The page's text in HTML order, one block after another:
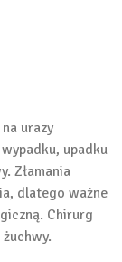
urazy
upadku
Złamania
dlatego ważne
Chirurg